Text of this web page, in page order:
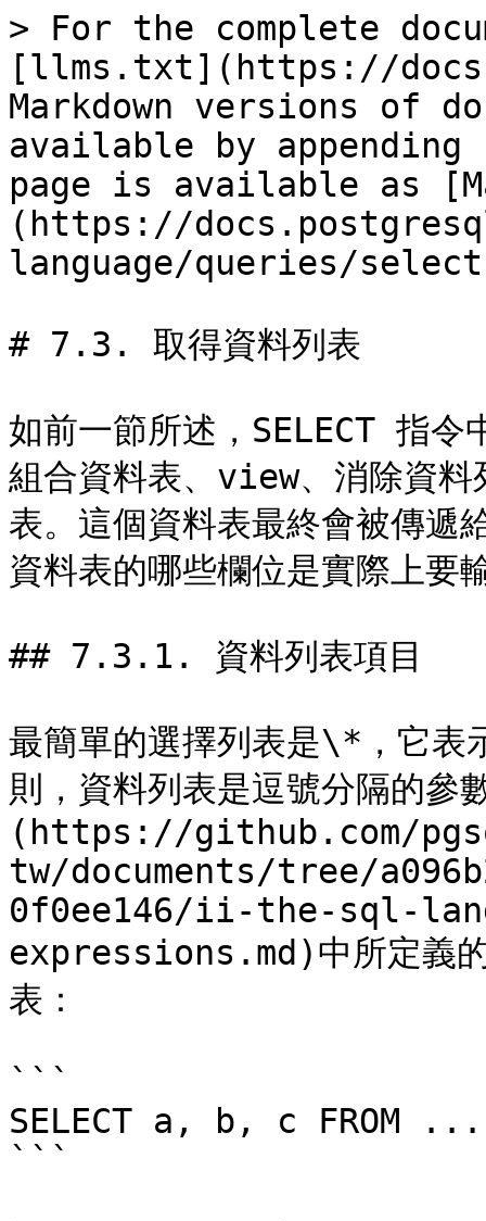
> For the complete
[llms.txt](https://
Markdown versions of
available by
page is available as
(https://
language/queries/
# 7.3. 取得資料列表
如前一節所述，SELECT 指令
組合資料表、view、消除資料
表。這個資料表最終會被傳遞
資料表的哪些欄位是實際上要
## 7.3.1. 資料列表項目
最簡單的選擇列表是\*，它表
則，資料列表是逗號分隔的
(https://github.com/
tw/documents/tree/
0f0ee146/ii-the-sql-
expressions.md)中所定義的
表：
```
SELECT a, b, c FROM ...
```